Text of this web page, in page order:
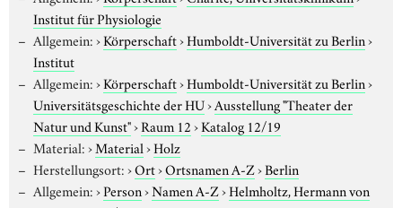
Institut für Physiologie
Allgemein:›Körperschaft›Humboldt-Universität zu Berlin›
Institut
Allgemein:›Körperschaft›Humboldt-Universität zu Berlin›
Universitätsgeschichte der HU›Ausstellung "Theater der
Natur und Kunst"›Raum 12›Katalog 12/19
Material:›Material›Holz
Herstellungsort:›Ort›Ortsnamen A-Z›Berlin
Allgemein:›Person›Namen A-Z›Helmholtz, Hermann von